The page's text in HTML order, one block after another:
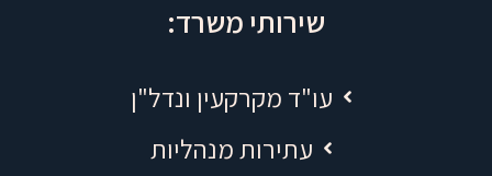
שירותי משרד:
עו"ד מקרקעין ונדל"ן
עתירות מנהליות